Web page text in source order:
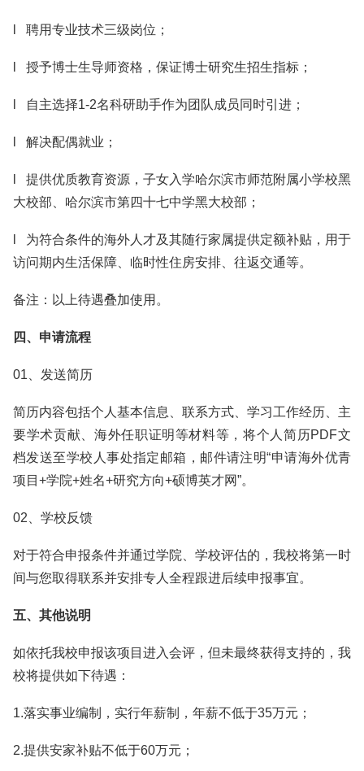
l 聘用专业技术三级岗位；
l 授予博士生导师资格，保证博士研究生招生指标；
l 自主选择1-2名科研助手作为团队成员同时引进；
l 解决配偶就业；
l 提供优质教育资源，子女入学哈尔滨市师范附属小学校黑
大校部、哈尔滨市第四十七中学黑大校部；
l 为符合条件的海外人才及其随行家属提供定额补贴，用于
访问期内生活保障、临时性住房安排、往返交通等。
备注：以上待遇叠加使用。
四、申请流程
01、发送简历
简历内容包括个人基本信息、联系方式、学习工作经历、主
要学术贡献、海外任职证明等材料等，将个人简历PDF文
档发送至学校人事处指定邮箱，邮件请注明“申请海外优青
项目+学院+姓名+研究方向+硕博英才网”。
02、学校反馈
对于符合申报条件并通过学院、学校评估的，我校将第一时
间与您取得联系并安排专人全程跟进后续申报事宜。
五、其他说明
如依托我校申报该项目进入会评，但未最终获得支持的，我
校将提供如下待遇：
1.落实事业编制，实行年薪制，年薪不低于35万元；
2.提供安家补贴不低于60万元；